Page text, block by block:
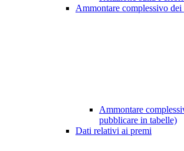
Ammontare complessivo dei
Ammontare
pubblicare in tabelle)
Dati relativi ai premi